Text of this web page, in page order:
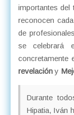
importantes del
reconocen
de
se celebrará
concretamente
revelacióny
Durante
Hipatia, Iván